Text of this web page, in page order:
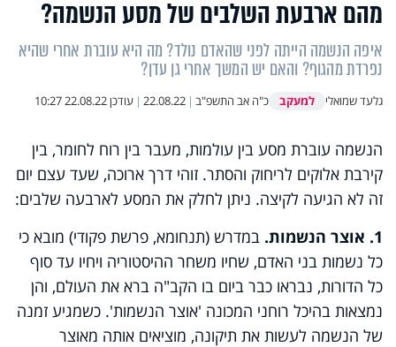
מהם ארבעת השלבים של מסע הנשמה?
איפה הנשמה הייתה לפני שהאדם נולד? מה היא עוברת אחרי שהיא
נפרדת מהגוף? והאם יש המשך אחרי גן עדן?
גלעד שמואלי למעקב כ"ה אב התשפ"ב |
22.08.22
| עודכן22.08.22 10:27
הנשמה עוברת מסע בין עולמות, מעבר בין רוח לחומר, בין
קירבת אלוקים לריחוק והסתר. זוהי דרך ארוכה, שעד עצם יום
זה לא הגיעה לקיצה. ניתן לחלק את המסע לארבעה שלבים:
1. אוצר הנשמות.
במדרש (תנחומא, פרשת פקודי) מובא כי
כל נשמות בני האדם, שחיו משחר ההיסטוריה ויחיו עד סוף
כל הדורות, נבראו כבר ביום בו הקב"ה ברא את העולם, והן
נמצאות בהיכל רוחני המכונה 'אוצר הנשמות'. כשמגיע זמנה
של הנשמה לעשות את תיקונה, מוציאים אותה מאוצר